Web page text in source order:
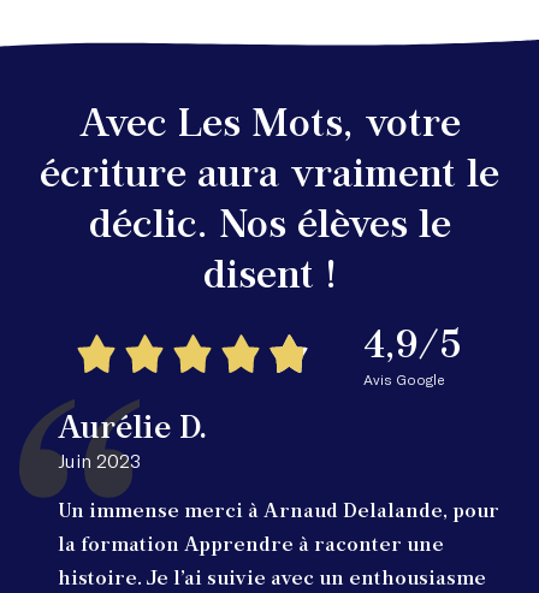
Avec Les Mots, votre
écriture aura vraiment le
déclic. Nos élèves le
disent !
4,9/5
Avis Google
Aurélie D.
Juin 2023
Un immense merci à Arnaud Delalande, pour
la formation Apprendre à raconter une
histoire. Je l’ai suivie avec un enthousiasme